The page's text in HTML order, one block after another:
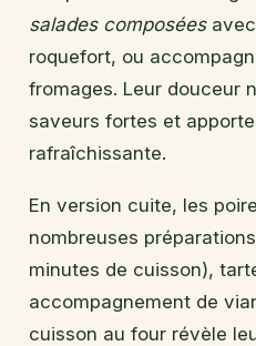
salades composéesavec
roquefort, ou
fromages. Leur douceur
saveurs fortes et
rafraîchissante.
En version cuite, les
nombreuses
minutes de cuisson),
accompagnement de
cuisson au four révèle